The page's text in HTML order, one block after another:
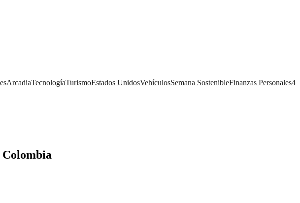
ArcadiaTecnologíaTurismoEstados UnidosVehículosSemana SostenibleFinanzas Personales4